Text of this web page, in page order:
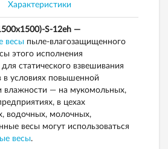
Характеристики
S-12еh —
весы пыле-влагозащищенного
этого исполнения
статического взвешивания
в условиях повышенной
влажности — на мукомольных,
в цехах
водочных, молочных,
весы могут использоваться
весы.